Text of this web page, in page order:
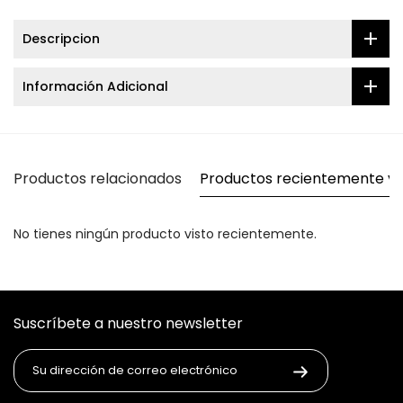
Descripcion
Información Adicional
Productos relacionados Productos recientemente
No tienes ningún producto visto recientemente.
Suscríbete a nuestro newsletter